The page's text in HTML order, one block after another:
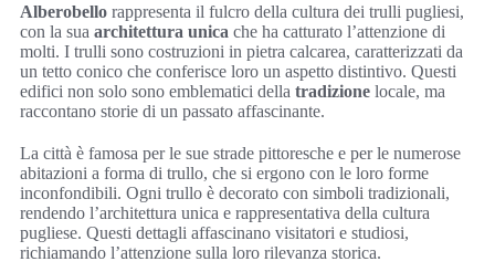
Alberobello rappresenta il fulcro della cultura dei trulli pugliesi,
con la sua architettura unica che ha catturato l’attenzione di
molti. I trulli sono costruzioni in pietra calcarea, caratterizzati da
un tetto conico che conferisce loro un aspetto distintivo. Questi
edifici non solo sono emblematici della tradizione locale, ma
raccontano storie di un passato affascinante.
La città è famosa per le sue strade pittoresche e per le numerose
abitazioni a forma di trullo, che si ergono con le loro forme
inconfondibili. Ogni trullo è decorato con simboli tradizionali,
rendendo l’architettura unica e rappresentativa della cultura
pugliese. Questi dettagli affascinano visitatori e studiosi,
richiamando l’attenzione sulla loro rilevanza storica.